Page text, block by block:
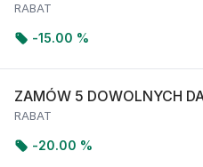
RABAT
-15.00 %
ZAMÓW 5 DOWOLNYCH
RABAT
-20.00 %